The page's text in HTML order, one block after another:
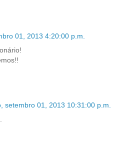
01, 2013 4:20:00 p.m.
setembro 01, 2013 10:31:00 p.m.